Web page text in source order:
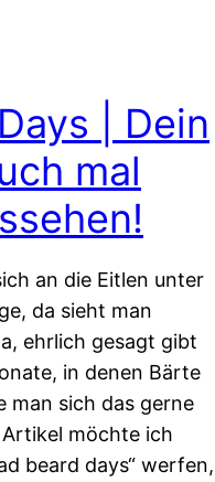
| Dein
mal
an die Eitlen unter
da sieht man
ehrlich gesagt gibt
in denen Bärte
man sich das gerne
möchte ich
beard days“ werfen,